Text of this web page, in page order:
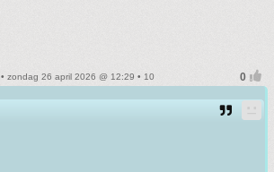
• zondag 26 april 2026 @ 12:29 • 10